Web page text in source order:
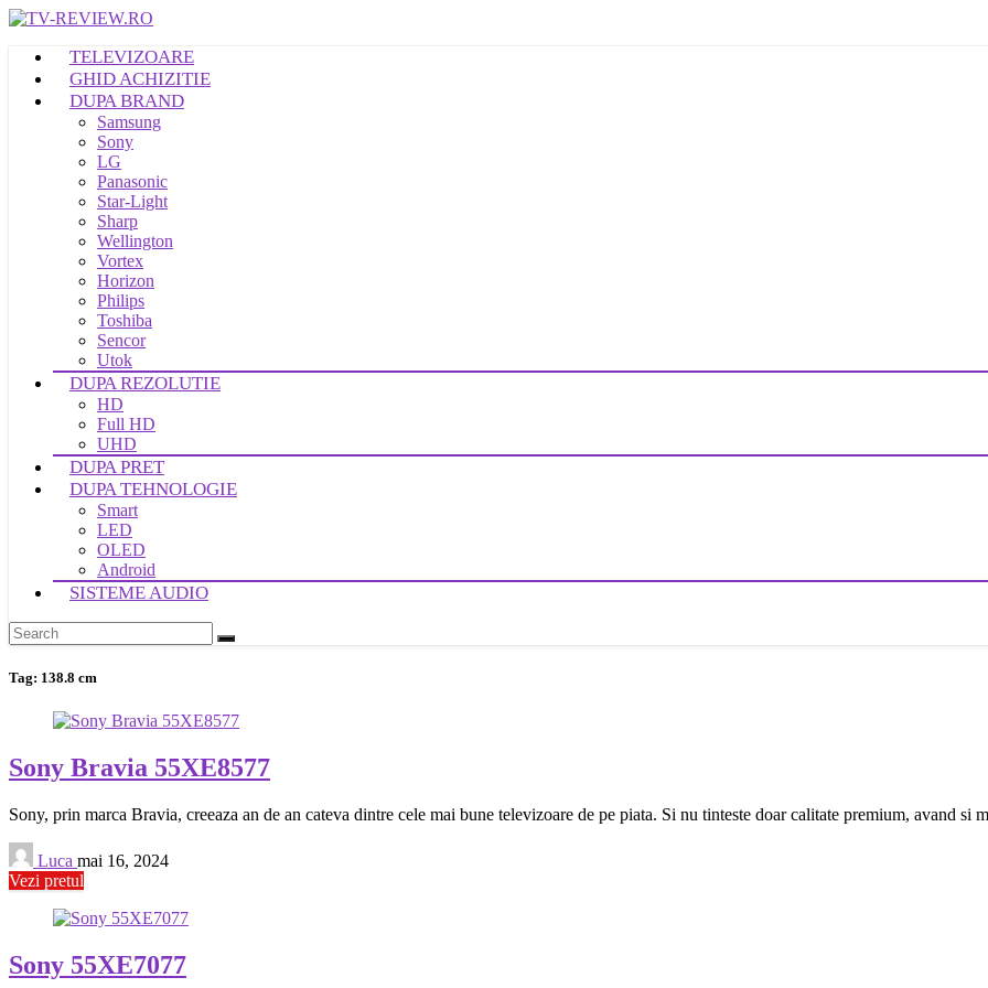
TELEVIZOARE
GHID ACHIZITIE
DUPA BRAND
Samsung
Sony
LG
Panasonic
Star-Light
Sharp
Wellington
Vortex
Horizon
Philips
Toshiba
Sencor
Utok
DUPA REZOLUTIE
HD
Full HD
UHD
DUPA PRET
DUPA TEHNOLOGIE
Smart
LED
OLED
Android
SISTEME AUDIO
Tag: 138.8 cm
Sony Bravia 55XE8577
Sony, prin marca Bravia, creeaza an de an cateva dintre cele mai bune televizoare de pe piata. Si nu tinteste doar calitate premium, avand si
Luca mai 16, 2024
Vezi pretul
Sony 55XE7077